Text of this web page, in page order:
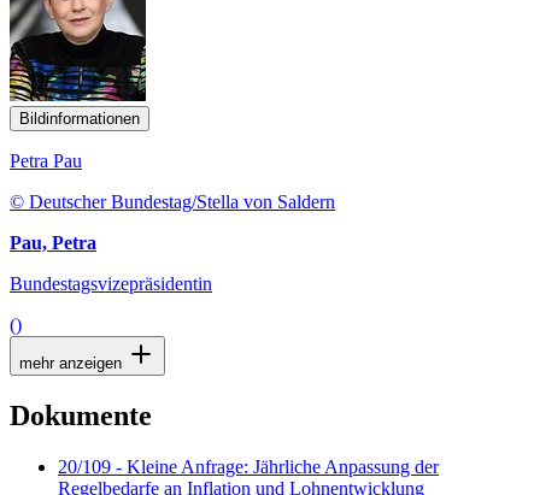
Bildinformationen
Petra Pau
© Deutscher Bundestag/Stella von Saldern
Pau, Petra
Bundestagsvizepräsidentin
()
mehr anzeigen
Dokumente
20/109 - Kleine Anfrage: Jährliche Anpassung der
Regelbedarfe an Inflation und Lohnentwicklung